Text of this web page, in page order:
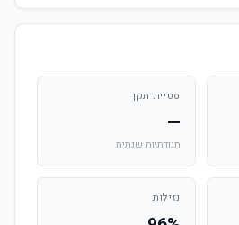
סטיית תקן
—
תנודתיות שנתית
נזילות